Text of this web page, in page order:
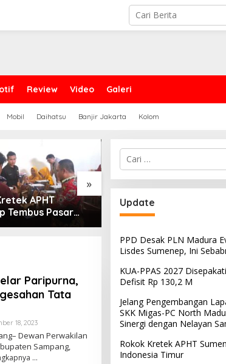
Review Video Galeri
Mobil Daihatsu Banjir Jakarta Kolom
»
APHT
Tembus Pasar
Timur
DPRD Sampang Dukung
Pemidanaan Kaum LGBT
Paripurna,
Tata
18, 2023Oleh
Dewan Perwakilan
Sampang,
Cari
untuk:
Update
PPD Desak PLN Madura
Lisdes Sumenep, Ini
KUA-PPAS 2027
Defisit Rp 130,2 M
Jelang Pengembangan
SKK Migas-PC North
Sinergi dengan Nelayan
Rokok Kretek APHT
Indonesia Timur